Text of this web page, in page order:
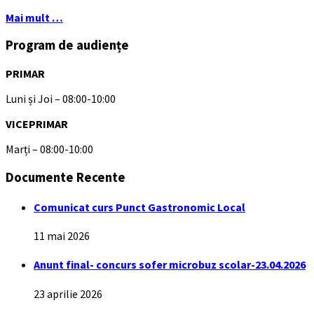
Mai mult …
Program de audiențe
PRIMAR
Luni și Joi – 08:00-10:00
VICEPRIMAR
Marți – 08:00-10:00
Documente Recente
Comunicat curs Punct Gastronomic Local
11 mai 2026
Anunt final- concurs sofer microbuz scolar-23.04.2026
23 aprilie 2026